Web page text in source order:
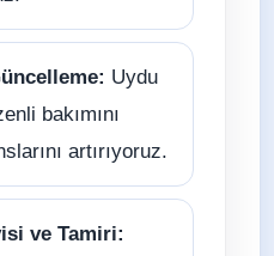
Uydu
bakımını
artırıyoruz.
ve Tamiri: